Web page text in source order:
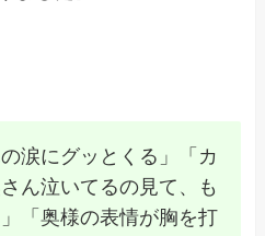
の涙にグッとくる」「カ
ん泣いてるの見て、も
「奥様の表情が胸を打